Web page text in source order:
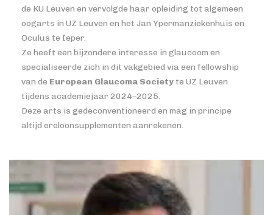
de KU Leuven en vervolgde haar opleiding tot algemeen
oogarts in UZ Leuven en het Jan Ypermanziekenhuis en
Oculus te Ieper.
Ze heeft een bijzondere interesse in glaucoom en
specialiseerde zich in dit vakgebied via een fellowship
van de European Glaucoma Society te UZ Leuven
tijdens academiejaar 2024–2025.
Deze arts is gedeconventioneerd en mag in principe
altijd ereloonsupplementen aanrekenen.